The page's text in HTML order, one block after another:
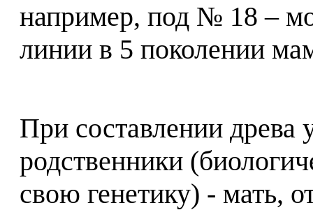
например, под № 18 –
линии в 5 поколении
При составлении древа
родственники
свою генетику) - мать,